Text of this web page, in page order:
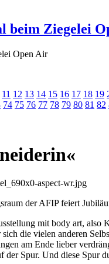
beim Ziegelei
11 12 13 14 15 16 17 18 19
74 75 76 77 78 79 80 81 82
der AFIP feiert
mit body art,
die vielen anderen
am Ende lieber
der Spur. Und diese Spur